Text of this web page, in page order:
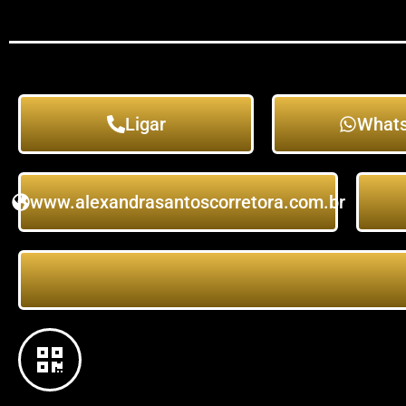
Ligar
www.alexandrasantoscorretora.com.br